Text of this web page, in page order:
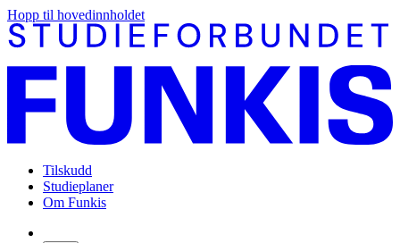
Hopp til hovedinnholdet
Tilskudd
Studieplaner
Om Funkis